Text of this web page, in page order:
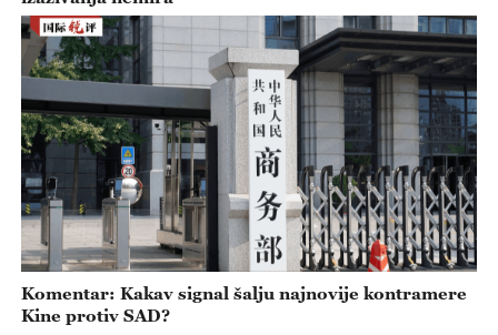
Komentar: Kakav signal šalju najnovije kontramere
Kine protiv SAD?